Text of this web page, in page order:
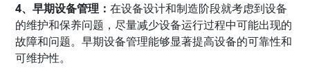
4、早期设备管理：在设备设计和制造阶段就考虑到设备
的维护和保养问题，尽量减少设备运行过程中可能出现的
故障和问题。早期设备管理能够显著提高设备的可靠性和
可维护性。